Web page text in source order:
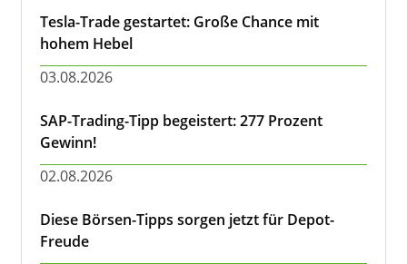
Tesla-Trade gestartet: Große Chance mit
hohem Hebel
03.08.2026
SAP-Trading-Tipp begeistert: 277 Prozent
Gewinn!
02.08.2026
Diese Börsen-Tipps sorgen jetzt für Depot-
Freude